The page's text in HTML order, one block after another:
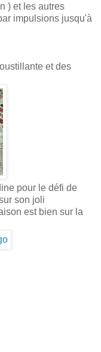
) et les autres
impulsions jusqu'à
et des
pour le défi de
son joli
est bien sur la